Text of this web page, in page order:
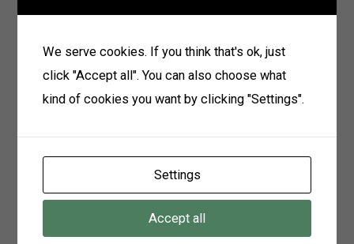
Ажилд орохыг хүссэн өргөдөл
Материал хүлээн авах
2023 оны 06-р сарын 10-ний өдрийг дуустал
ТӨХК-ийн Говьсүмбэр салбар
Холбоо барих: 91117103
We serve cookies. If you think that's ok, just
click "Accept all". You can also choose what
kind of cookies you want by clicking "Settings".
Settings
Accept all